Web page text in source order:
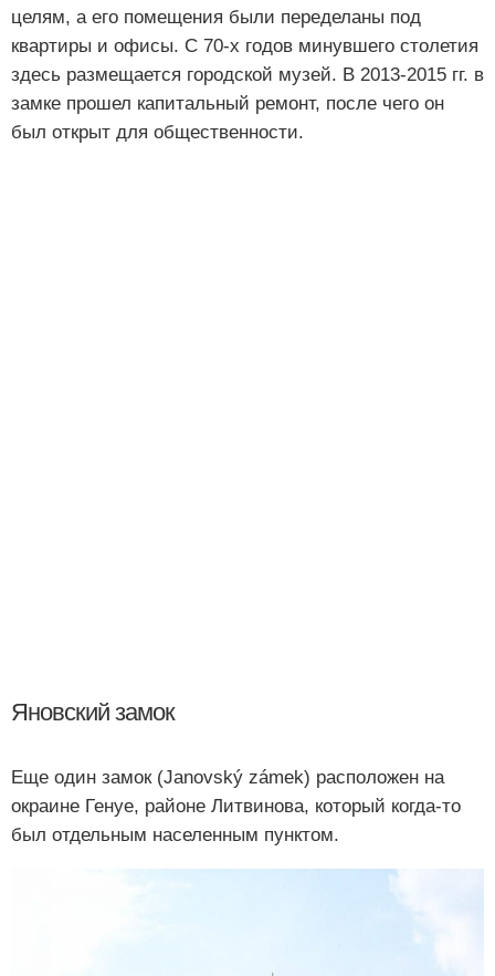
целям, а его помещения были переделаны под
квартиры и офисы. С 70-х годов минувшего столетия
здесь размещается городской музей. В 2013-2015 гг. в
замке прошел капитальный ремонт, после чего он
был открыт для общественности.
Яновский замок
Еще один замок (Janovský zámek) расположен на
окраине Генуе, районе Литвинова, который когда-то
был отдельным населенным пунктом.